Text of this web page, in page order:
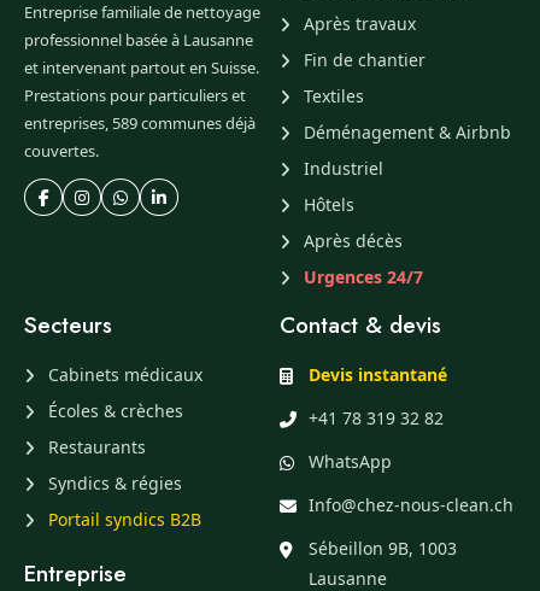
Entreprise familiale de nettoyage
professionnel basée à Lausanne
et intervenant partout en Suisse.
Prestations pour particuliers et
entreprises, 589 communes déjà
couvertes.
Après travaux
Fin de chantier
Textiles
Déménagement & Airbnb
Industriel
Hôtels
Après décès
Urgences 24/7
Secteurs
Cabinets médicaux
Écoles & crèches
Restaurants
Syndics & régies
Portail syndics B2B
Entreprise
Contact & devis
Devis instantané
+41 78 319 32 82
WhatsApp
Info@chez-nous-clean.ch
Sébeillon 9B, 1003
Lausanne